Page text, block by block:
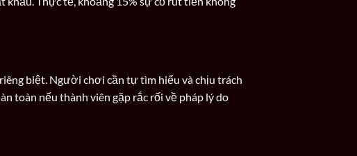
biệt. Người chơi cần tự tìm hiểu và chịu trách
toàn nếu thành viên gặp rắc rối về pháp lý do